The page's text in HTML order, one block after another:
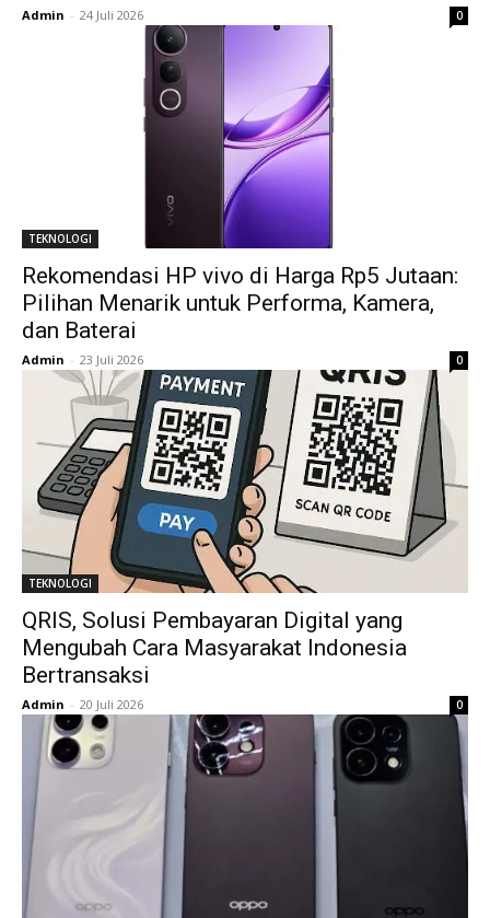
Admin - 24 Juli 2026 0
TEKNOLOGI
Rekomendasi HP vivo di Harga Rp5 Jutaan:
Pilihan Menarik untuk Performa, Kamera,
dan Baterai
Admin - 23 Juli 2026 0
TEKNOLOGI
QRIS, Solusi Pembayaran Digital yang
Mengubah Cara Masyarakat Indonesia
Bertransaksi
Admin - 20 Juli 2026 0